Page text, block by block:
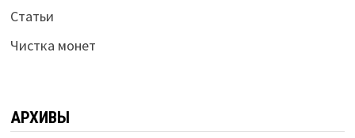
Статьи
Чистка монет
АРХИВЫ